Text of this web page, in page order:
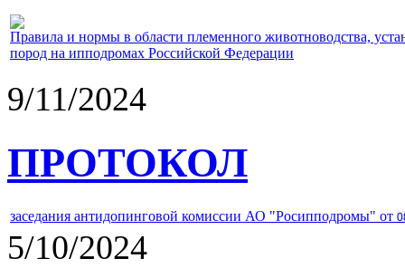
Правила и нормы в области племенного животноводства,
пород на ипподромах Российской Федерации
9/11/2024
ПРОТОКОЛ
заседания антидопинговой комиссии АО "Росипподромы" от
5/10/2024